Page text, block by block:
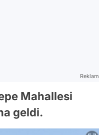
Reklam
Mahallesi
geldi.